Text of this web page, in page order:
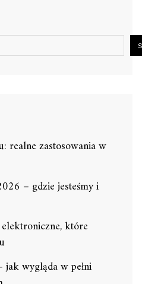
realne zastosowania w
– gdzie jesteśmy i
które
wygląda w pełni